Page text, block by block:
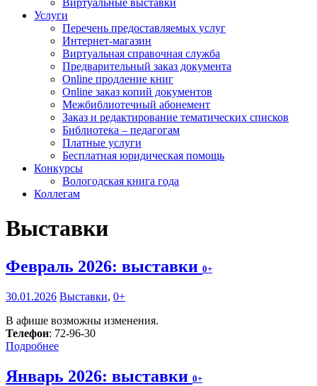
Виртуальные выставки
Услуги
Перечень предоставляемых услуг
Интернет-магазин
Виртуальная справочная служба
Предварительный заказ документа
Online продление книг
Online заказ копий документов
Межбиблиотечный абонемент
Заказ и редактирование тематических списков
Библиотека – педагогам
Платные услуги
Бесплатная юридическая помощь
Конкурсы
Вологодская книга года
Коллегам
Выставки
Февраль 2026: выставки 0+
30.01.2026 Выставки, 0+
В афише возможны изменения.
Телефон: 72-96-30
Подробнее
Январь 2026: выставки 0+